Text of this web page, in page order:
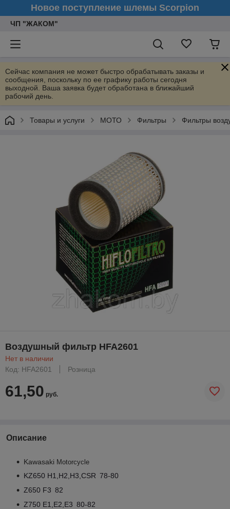
Новое поступление шлемы Scorpion
ЧП "ЖАКОМ"
Сейчас компания не может быстро обрабатывать заказы и
сообщения, поскольку по ее графику работы сегодня
выходной. Ваша заявка будет обработана в ближайший
рабочий день.
Товары и услуги МОТО Фильтры Фильтры
Воздушный фильтр HFA2601
Нет в наличии
Код: HFA2601
Розница
61,50 руб.
Описание
Kawasaki Motorcycle
KZ650 H1,H2,H3,CSR 78-80
Z650 F3 82
Z750 E1,E2,E3 80-82